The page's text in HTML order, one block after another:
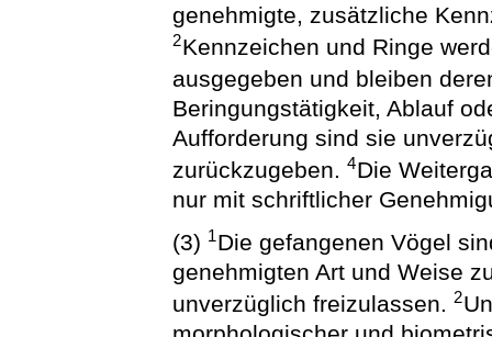
genehmigte, zusätzliche
2Kennzeichen und Ringe
ausgegeben und bleiben
Beringungstätigkeit, Ablauf
Aufforderung sind sie
zurückzugeben.4Die
nur mit schriftlicher
(3) 1Die gefangenen Vögel
genehmigten Art und Weise
unverzüglich freizulassen.2